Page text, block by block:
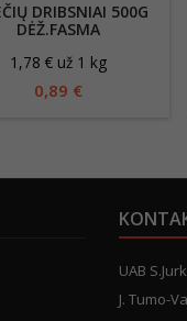
DRIBSNIAI 500G
DĖŽ.FASMA
1,78 € už 1 kg
0,89 €
UAB
J. Tumo-